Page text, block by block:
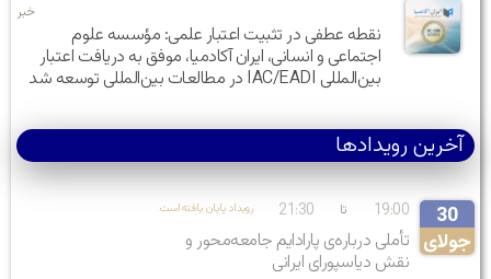
خبر
نقطه عطفی در تثبیت اعتبار علمی: مؤسسه علوم
اجتماعی و انسانی، ایران آکادمیا، موفق به دریافت اعتبار
بین‌المللی IAC/EADI در مطالعات بین‌المللی توسعه شد
آخرین رویدادها
30
جولای
19:00 تا 21:30 .رویداد پایان یافته‌است
تأملی درباره‌ی پارادایم جامعه‌محور و
نقش دیاسپورای ایرانی